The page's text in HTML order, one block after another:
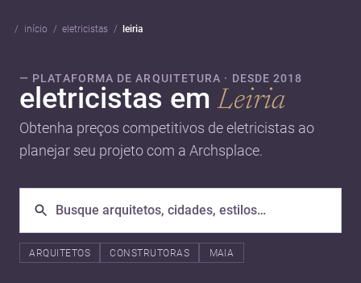
início eletricistas leiria
— PLATAFORMA DE ARQUITETURA · DESDE 2018
eletricistas emLeiria
Obtenha preços competitivos de eletricistas ao
planejar seu projeto com a Archsplace.
ARQUITETOS CONSTRUTORAS MAIA